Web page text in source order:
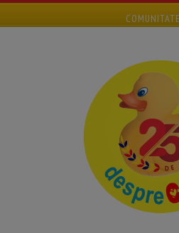
COMUNITATE